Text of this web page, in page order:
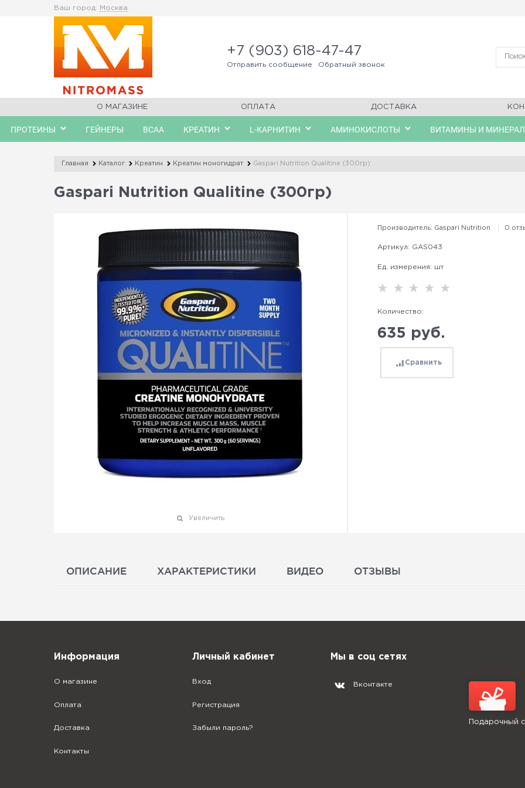
Ваш город: Москва
+7 (903) 618-47-47
Отправить сообщение Обратный звонок
О МАГАЗИНЕ ОПЛАТА ДОСТАВКА
ПРОТЕИНЫ ГЕЙНЕРЫ BCAA КРЕАТИН L-КАРНИТИН АМИНОКИСЛОТЫ ВИТАМИНЫ И
Главная Каталог Креатин Креатин моногидрат Gaspari Nutrition Qualitine (300гр)
Gaspari Nutrition Qualitine (300гр)
Увеличить
Производитель: Gaspari Nutrition 0
Артикул: GAS043
Ед. измерения: шт
Количество:
635 руб.
Сравнить
ОПИСАНИЕ ХАРАКТЕРИСТИКИ ВИДЕО ОТЗЫВЫ
Информация
О магазине
Оплата
Доставка
Контакты
Личный кабинет
Вход
Регистрация
Забыли пароль?
Мы в соц сетях
Вконтакте
Подарочный